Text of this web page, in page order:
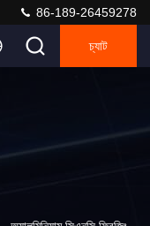
86-189-26459278
চ্যাট